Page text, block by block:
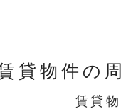
貸物件の
賃貸